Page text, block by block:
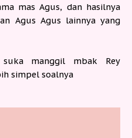
mas Agus, dan hasilnya
Agus Agus lainnya yang
manggil mbak Rey
simpel soalnya